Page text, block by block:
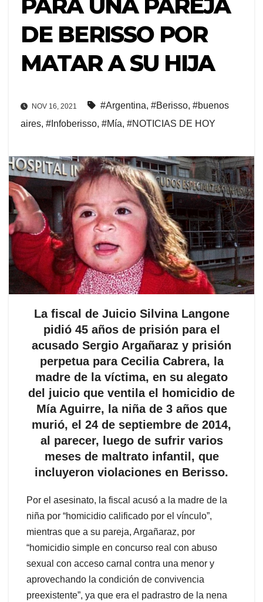
PARA UNA PAREJA
DE BERISSO POR
MATAR A SU HIJA
NOV 16, 2021 #Argentina, #Berisso, #buenos
aires, #Infoberisso, #Mía, #NOTICIAS DE HOY
La fiscal de Juicio Silvina Langone
pidió 45 años de prisión para el
acusado Sergio Argañaraz y prisión
perpetua para Cecilia Cabrera, la
madre de la víctima, en su alegato
del juicio que ventila el homicidio de
Mía Aguirre, la niña de 3 años que
murió, el 24 de septiembre de 2014,
al parecer, luego de sufrir varios
meses de maltrato infantil, que
incluyeron violaciones en Berisso.
Por el asesinato, la fiscal acusó a la madre de la
niña por “homicidio calificado por el vínculo”,
mientras que a su pareja, Argañaraz, por
“homicidio simple en concurso real con abuso
sexual con acceso carnal contra una menor y
aprovechando la condición de convivencia
preexistente”, ya que era el padrastro de la nena